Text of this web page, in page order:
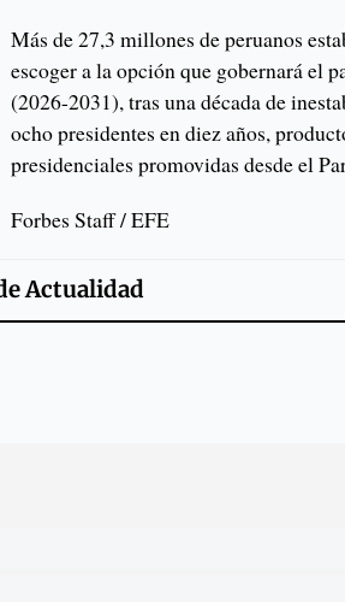
Más de 27,3 millones de peruanos
escoger a la opción que gobernará el
(2026-2031), tras una década de
ocho presidentes en diez años,
presidenciales promovidas desde el
Forbes Staff / EFE
Actualidad